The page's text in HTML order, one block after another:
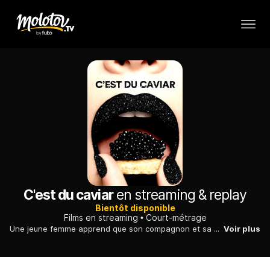
C'est du caviaren streaming & replay
Bientôt disponible
Films en streaming
Court-métrage
Une jeune femme apprend que son compagnon et sa meilleure amie vivent une aventure. Pour faire face à sa mauvaise fortune, elle imagine une vengeance spéciale. Voir plus